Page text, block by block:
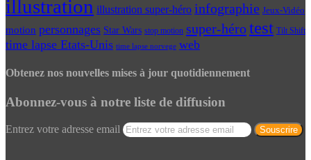
illustration illustration super-héro infographie Jeux-Vidéo
motion personnages Star Wars stop motion super-hérotest Tilt Shift
time lapse Etats-Unis time lapse norvege web
Obtenez nos nouvelles mises à jour quotidiennement
Abonnez-vous à notre liste de diffusion
Entrez votre adresse email